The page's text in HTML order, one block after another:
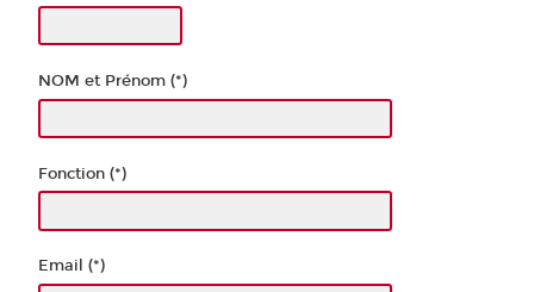
NOM et Prénom (*)
Fonction (*)
Email (*)